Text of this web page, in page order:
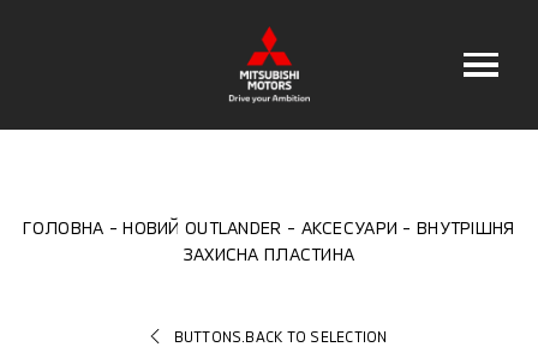
ГОЛОВНА НОВИЙ OUTLANDER АКСЕСУАРИ
ВНУТРІШНЯ
ЗАХИСНА ПЛАСТИНА
BUTTONS.BACK TO SELECTION